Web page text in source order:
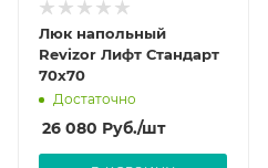
Люк напольный
Revizor Лифт Стандарт
70x70
Достаточно
26 080 Руб./шт